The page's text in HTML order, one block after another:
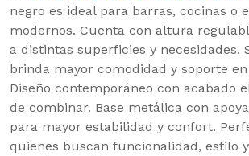
negro es ideal para barras, cocinas o
modernos. Cuenta con altura
a distintas superficies y necesidades.
brinda mayor comodidad y soporte
Diseño contemporáneo con acabado
de combinar. Base metálica con
para mayor estabilidad y confort.
quienes buscan funcionalidad, estilo